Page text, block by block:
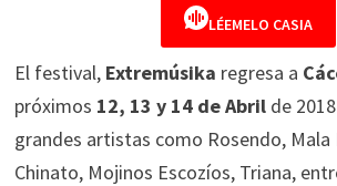
LÉEMELO CASIA
El festival, Extremúsika regresa a
próximos 12, 13 y 14 de Abrilde
grandes artistas como Rosendo, Mala
Chinato, Mojinos Escozíos, Triana,